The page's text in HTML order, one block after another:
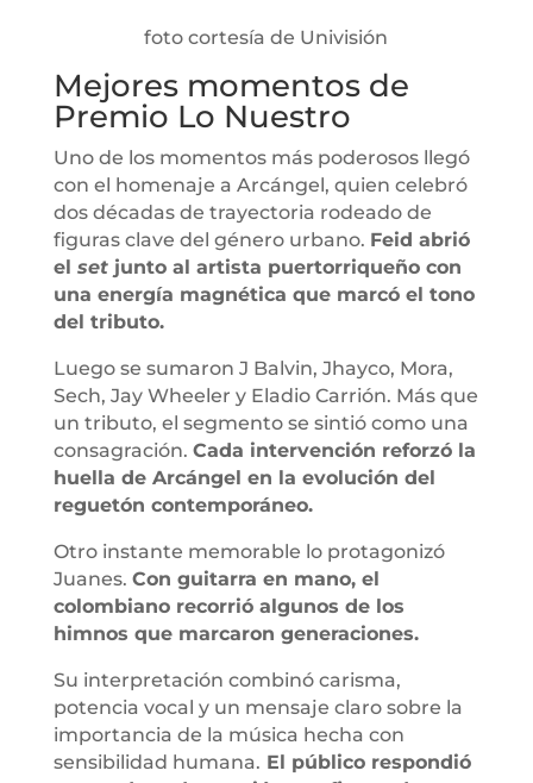
foto cortesía de Univisión
Mejores momentos de
Premio Lo Nuestro
Uno de los momentos más poderosos llegó
con el homenaje a Arcángel, quien celebró
dos décadas de trayectoria rodeado de
figuras clave del género urbano. Feid abrió
el set junto al artista puertorriqueño con
una energía magnética que marcó el tono
del tributo.
Luego se sumaron J Balvin, Jhayco, Mora,
Sech, Jay Wheeler y Eladio Carrión. Más que
un tributo, el segmento se sintió como una
consagración. Cada intervención reforzó la
huella de Arcángel en la evolución del
reguetón contemporáneo.
Otro instante memorable lo protagonizó
Juanes. Con guitarra en mano, el
colombiano recorrió algunos de los
himnos que marcaron generaciones.
Su interpretación combinó carisma,
potencia vocal y un mensaje claro sobre la
importancia de la música hecha con
sensibilidad humana. El público respondió